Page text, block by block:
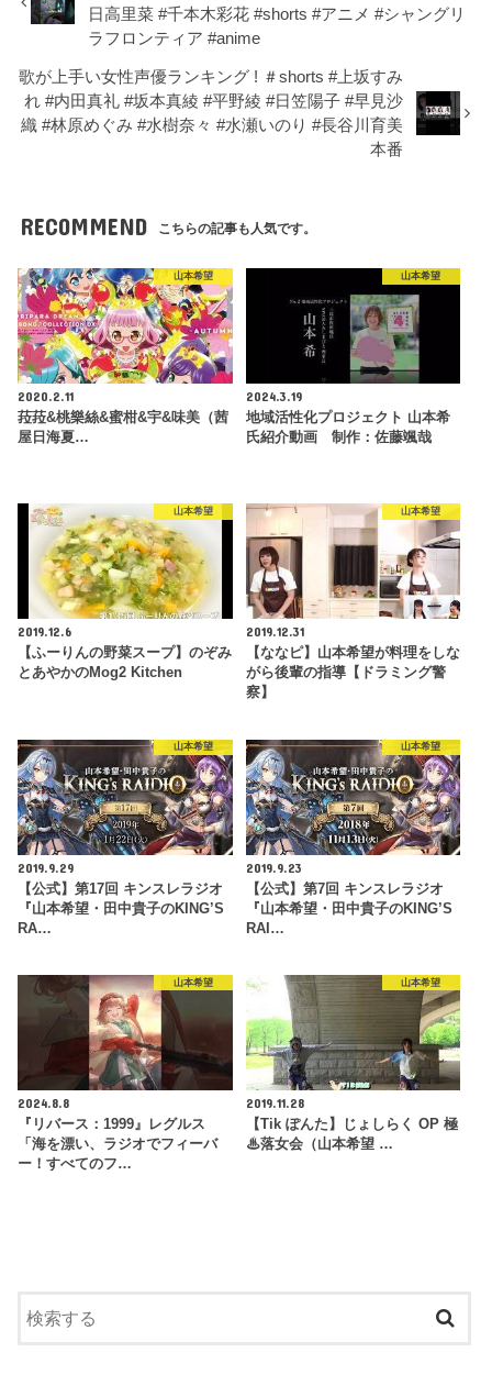
日高里菜 #千本木彩花 #shorts #アニメ #シャングリ
ラフロンティア #anime
歌が上手い女性声優ランキング ! ＃shorts #上坂すみ
れ #内田真礼 #坂本真綾 #平野綾 #日笠陽子 #早見沙
織 #林原めぐみ #水樹奈々 #水瀬いのり #長谷川育美
本番
RECOMMEND こちらの記事も人気です。
山本希望
2020.2.11
菈菈&桃樂絲&蜜柑&宇&味美（茜
屋日海夏…
山本希望
2024.3.19
地域活性化プロジェクト 山本希
氏紹介動画 制作：佐藤颯哉
山本希望
2019.12.6
【ふーりんの野菜スープ】のぞみ
とあやかのMog2 Kitchen
山本希望
2019.12.31
【ななピ】山本希望が料理をしな
がら後輩の指導【ドラミング警
察】
山本希望
2019.9.29
【公式】第17回 キンスレラジオ
『山本希望・田中貴子のKING’S
RA…
山本希望
2019.9.23
【公式】第7回 キンスレラジオ
『山本希望・田中貴子のKING’S
RAI…
山本希望
2024.8.8
『リバース：1999』レグルス
「海を漂い、ラジオでフィーバ
ー！すべてのフ…
山本希望
2019.11.28
【Tik ぽんた】じょしらく OP 極
♨落女会（山本希望 …